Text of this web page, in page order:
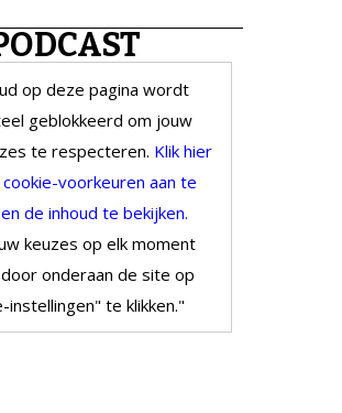
op deze pagina wordt
geblokkeerd om jouw
te respecteren. Klik hier
voorkeuren aan te
de inhoud te bekijken.
keuzes op elk moment
onderaan de site op
instellingen" te klikken."